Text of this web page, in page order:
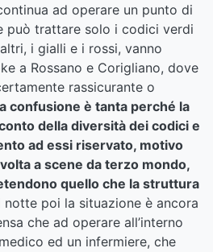
ad operare un punto di
può trattare solo i codici verdi
i gialli e i rossi, vanno
a Rossano e Corigliano, dove
rassicurante o
confusione è tanta perché la
della diversità dei codici e
ad essi riservato, motivo
a scene da terzo mondo,
quello che la struttura
notte poi la situazione è ancora
che ad operare all’interno
ed un infermiere, che